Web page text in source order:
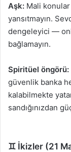
Aşk: Mali
yansıtmayın.
dengeleyici —
bağlamayın.
Spiritüel öngörü:
güvenlik banka
kalabilmekte
sandığınızdan
♊ İkizler (21